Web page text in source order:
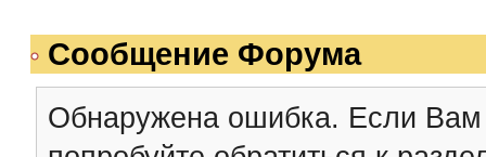
Сообщение Форума
Обнаружена ошибка. Если